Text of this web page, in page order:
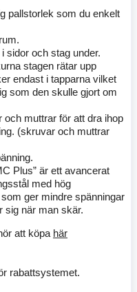
pallstorlek som du enkelt
sidor och stag under.
stagen rätar upp
endast i tapparna vilket
som den skulle gjort om
och muttrar för att dra ihop
(skruvar och muttrar
Plus” är ett avancerat
med hög
ger mindre spänningar
sig när man skär.
att köpa här
rabattsystemet.